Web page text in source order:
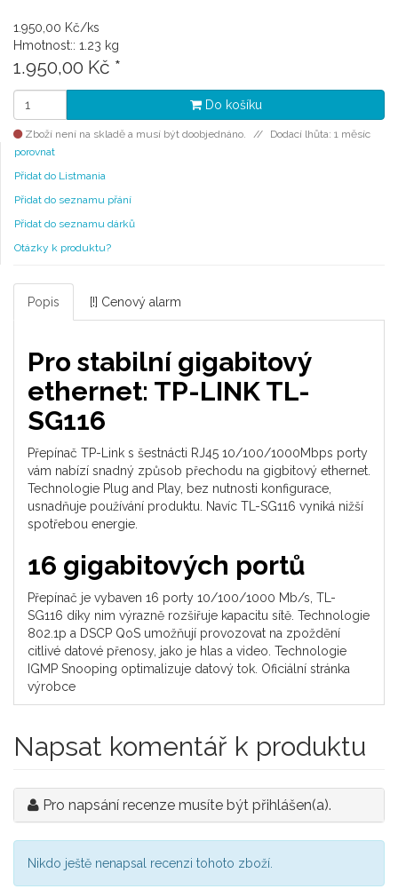
1.950,00 Kč/ks
Hmotnost:: 1.23 kg
1.950,00 Kč *
Do košíku
Zboží není na skladě a musí být doobjednáno.
Dodací lhůta: 1 měsíc
porovnat
Přidat do Listmania
Přidat do seznamu přání
Přidat do seznamu dárků
Otázky k produktu?
Popis [!] Cenový alarm
Pro stabilní gigabitový
ethernet: TP-LINK TL-
SG116
Přepínač TP-Link s šestnácti RJ45 10/100/1000Mbps porty
vám nabízí snadný způsob přechodu na gigbitový ethernet.
Technologie Plug and Play, bez nutnosti konfigurace,
usnadňuje používání produktu. Navíc TL-SG116 vyniká nižší
spotřebou energie.
16 gigabitových portů
Přepínač je vybaven 16 porty 10/100/1000 Mb/s, TL-
SG116 díky nim výrazně rozšiřuje kapacitu sítě. Technologie
802.1p a DSCP QoS umožňují provozovat na zpoždění
citlivé datové přenosy, jako je hlas a video. Technologie
IGMP Snooping optimalizuje datový tok. Oficiální stránka
výrobce
Napsat komentář k produktu
Pro napsání recenze musíte být přihlášen(a).
Nikdo ještě nenapsal recenzi tohoto zboží.